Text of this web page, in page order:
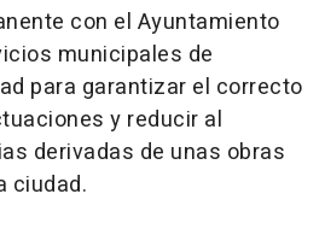
con el Ayuntamiento
municipales de
para garantizar el correcto
y reducir al
derivadas de unas obras
ciudad.